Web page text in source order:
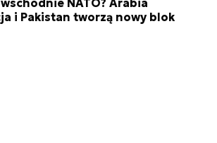
NATO? Arabia
i Pakistan tworzą nowy blok